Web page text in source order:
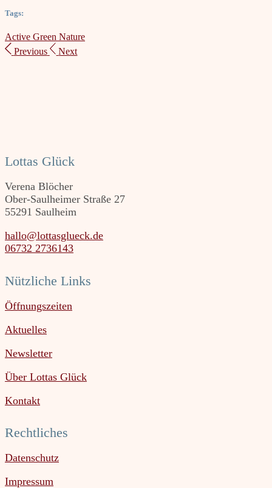
Tags:
Active Green Nature
Previous
Next
Lottas Glück
Verena Blöcher
Ober-Saulheimer Straße 27
55291 Saulheim
hallo@lottasglueck.de
06732 2736143
Nützliche Links
Öffnungszeiten
Aktuelles
Newsletter
Über Lottas Glück
Kontakt
Rechtliches
Datenschutz
Impressum